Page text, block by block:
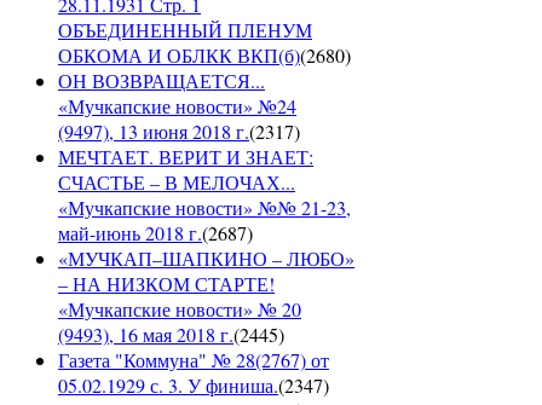
ОБЪЕДИНЕННЫЙ ПЛЕНУМ
ОБКОМА И ОБЛКК ВКП(б)(2680)
ОН ВОЗВРАЩАЕТСЯ...
«Мучкапские новости» №24
(9497), 13 июня 2018 г.(2317)
МЕЧТАЕТ. ВЕРИТ И ЗНАЕТ:
СЧАСТЬЕ – В МЕЛОЧАХ...
«Мучкапские новости» №№ 21-23,
май-июнь 2018 г.(2687)
«МУЧКАП–ШАПКИНО – ЛЮБО»
– НА НИЗКОМ СТАРТЕ!
«Мучкапские новости» № 20
(9493), 16 мая 2018 г.(2445)
Газета "Коммуна" № 28(2767) от
05.02.1929 с. 3. У финиша.(2347)